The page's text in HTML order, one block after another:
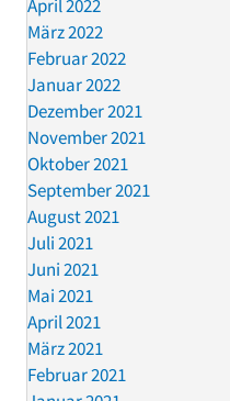
April 2022
März 2022
Februar 2022
Januar 2022
Dezember 2021
November 2021
Oktober 2021
September 2021
August 2021
Juli 2021
Juni 2021
Mai 2021
April 2021
März 2021
Februar 2021